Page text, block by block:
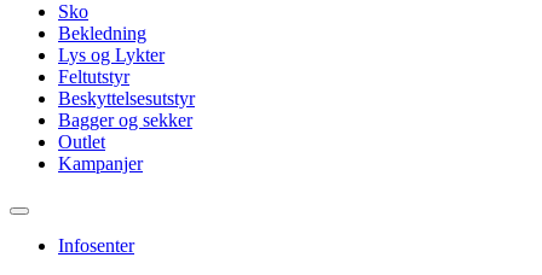
Sko
Bekledning
Lys og Lykter
Feltutstyr
Beskyttelsesutstyr
Bagger og sekker
Outlet
Kampanjer
Infosenter